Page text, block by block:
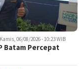
Kamis, 06/08/2026 - 10:23 WIB
Batam Percepat